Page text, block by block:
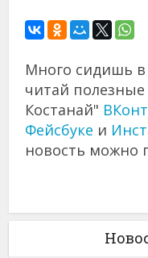
Много сидишь в
читай
Костанай"
Фейсбуке и
новость можно